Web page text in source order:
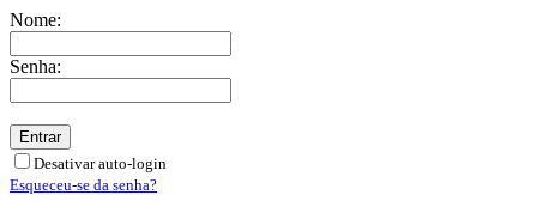
Nome:
Senha:
Desativar auto-login
Esqueceu-se da senha?